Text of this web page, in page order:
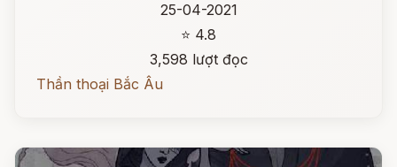
25-04-2021
⭐ 4.8
3,598 lượt đọc
Thần thoại Bắc Âu